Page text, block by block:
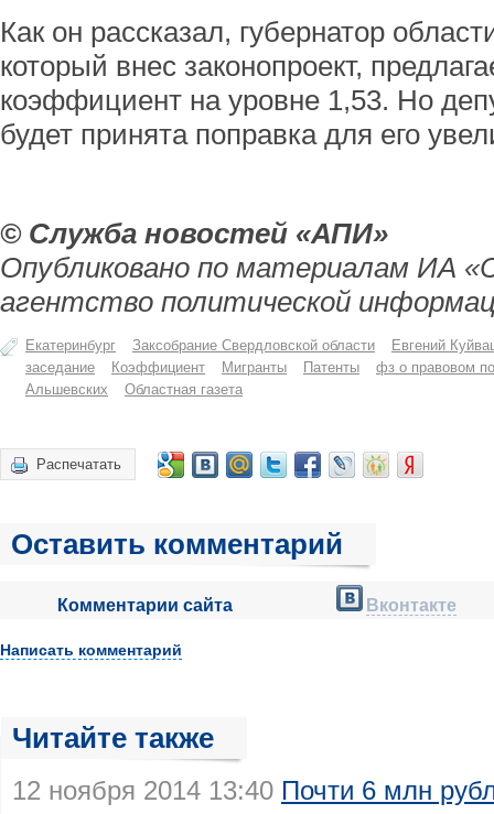
Как он рассказал, губернатор
который внес законопроект,
коэффициент на уровне 1,53. Но
будет принята поправка для его
© Служба новостей «АПИ»
Опубликовано по материалам ИА
агентство политической
Екатеринбург Заксобрание Свердловской области
Евгений
заседание
Коэффициент Мигранты Патенты
фз о правовом
Альшевских
Областная газета
Распечатать
Оставить комментарий
Комментарии сайта Вконтакте
Написать комментарий
Читайте также
12 ноября 2014 13:40 Почти 6 млн